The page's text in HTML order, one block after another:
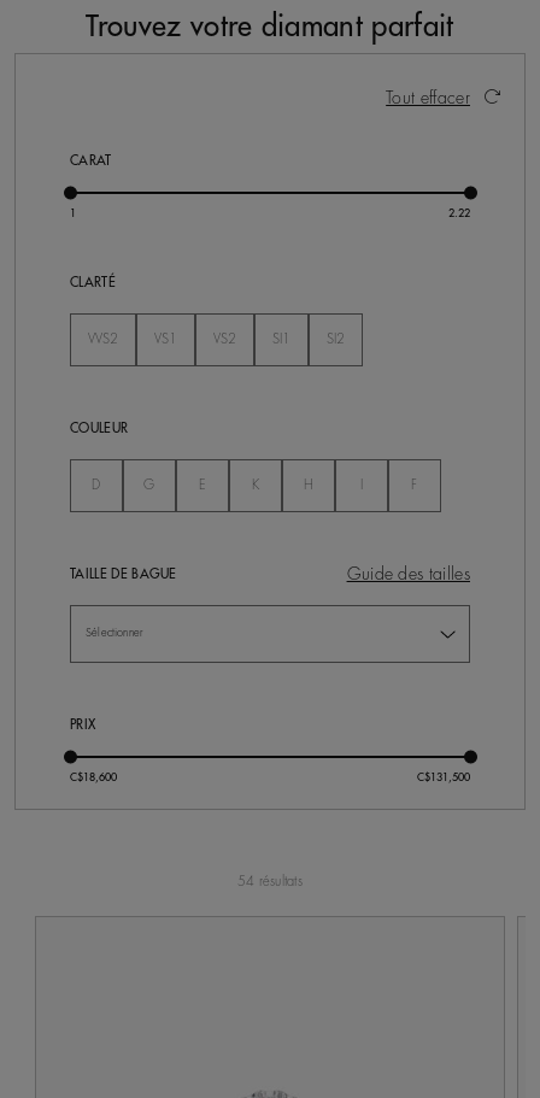
Trouvez votre diamant parfait
Activer ces éléments entraînera la mise à jour du
Tout effacer
CARAT
CLARTÉ
VVS2
VS1
VS2
SI1
SI2
COULEUR
DNon Séléctionné
GNon Séléctionné
E Non Séléctionné
KNon Séléctionné
H Non Séléctionné
F
TAILLE DE BAGUE Guide des tailles
PRIX
54 résultats